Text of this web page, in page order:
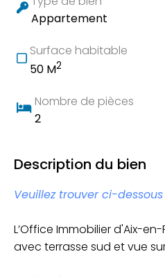
Appartement
Surface habitable
50 M2
Nombre de pièces
2
Description du bien
Veuillez trouver ci-
L’Office Immobilier d'Aix-
avec terrasse sud et vue